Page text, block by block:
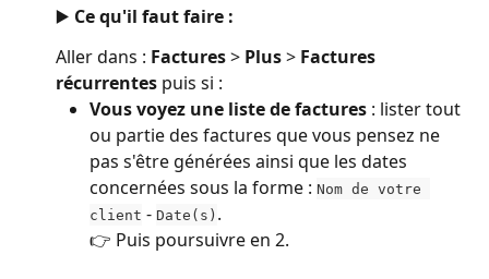
▶️ Ce qu'il faut faire :
Aller dans : Factures > Plus > Factures
récurrentes puis si :
Vous voyez une liste de factures : lister tout
ou partie des factures que vous pensez ne
pas s'être générées ainsi que les dates
concernées sous la forme : Nom de votre
client - Date(s) .
👉 Puis poursuivre en 2.